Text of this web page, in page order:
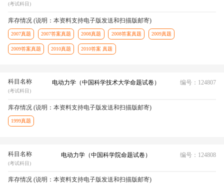
(考试科目)
库存情况 (说明：本资料支持电子版发送和扫描版邮寄)
2007真题 2007答案真题 2008真题 2008答案真题 2009真题
2009答案真题 2010真题 2010答案 真题
科目名称
(考试科目)
电动力学（中国科学技术大学命题试卷） 编号：124807
库存情况 (说明：本资料支持电子版发送和扫描版邮寄)
1999真题
科目名称
(考试科目)
电动力学（中国科学院命题试卷） 编号：124808
库存情况 (说明：本资料支持电子版发送和扫描版邮寄)